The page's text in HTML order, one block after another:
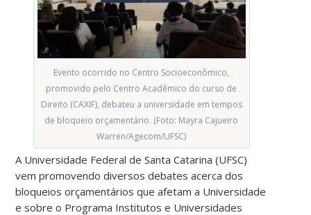
Evento ocorrido no Centro Socioeconômico,
promovido pelo Centro Acadêmico do curso de
Direito (CAXIF), debateu a universidade em tempos
de bloqueio orçamentário. (Foto: Mayra Cajueiro
Warren/Agecom/UFSC)
A Universidade Federal de Santa Catarina (UFSC)
vem promovendo diversos debates acerca dos
bloqueios orçamentários que afetam a Universidade
e sobre o Programa Institutos e Universidades